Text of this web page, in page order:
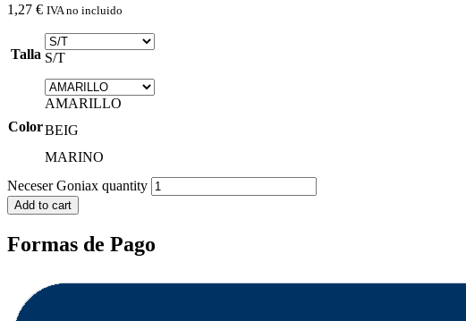
1,27 € IVA no incluido
Talla S/T
Color
AMARILLO
BEIG
MARINO
Neceser Goniax quantity
Add to cart
Formas de Pago